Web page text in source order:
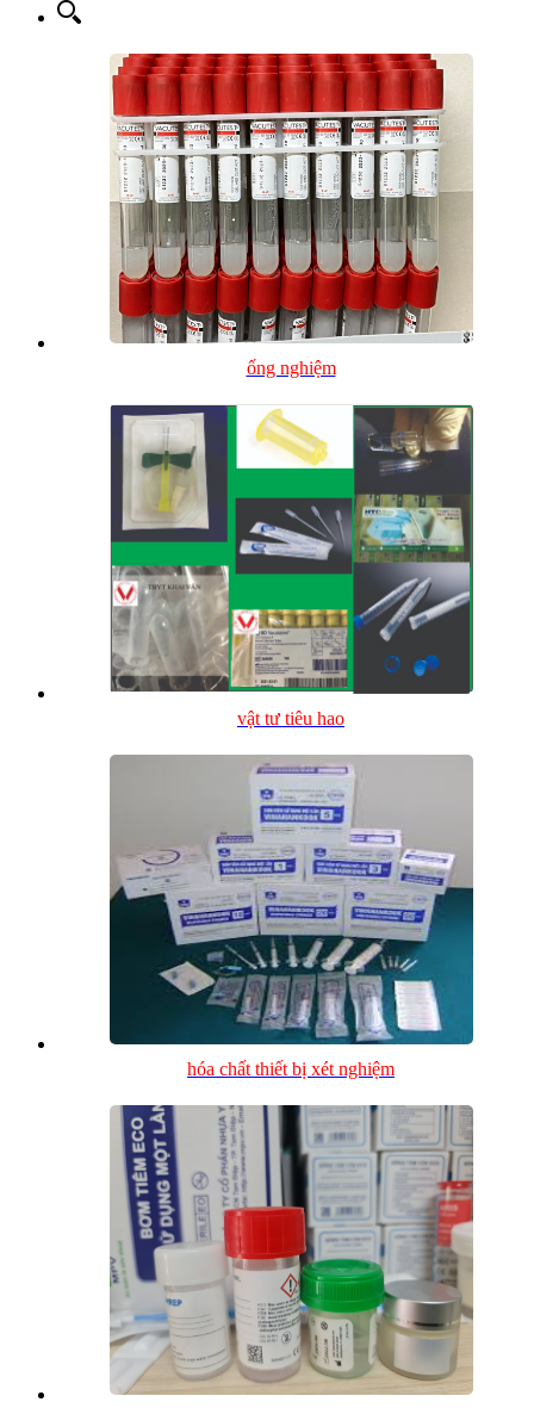
ống nghiệm
vật tư tiêu hao
hóa chất thiết bị xét nghiệm